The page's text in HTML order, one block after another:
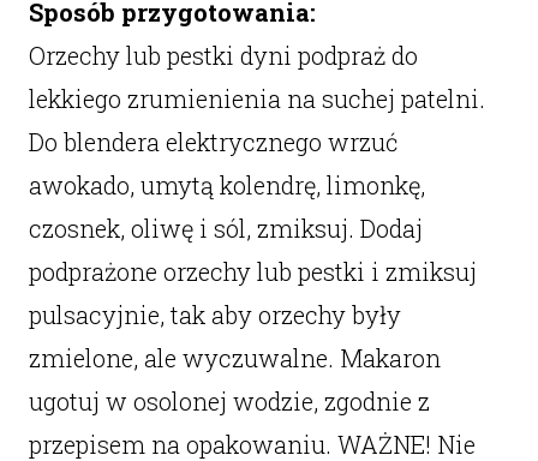
Sposób przygotowania:
Orzechy lub pestki dyni podpraż do
lekkiego zrumienienia na suchej patelni.
Do blendera elektrycznego wrzuć
awokado, umytą kolendrę, limonkę,
czosnek, oliwę i sól, zmiksuj. Dodaj
podprażone orzechy lub pestki i zmiksuj
pulsacyjnie, tak aby orzechy były
zmielone, ale wyczuwalne. Makaron
ugotuj w osolonej wodzie, zgodnie z
przepisem na opakowaniu. WAŻNE! Nie